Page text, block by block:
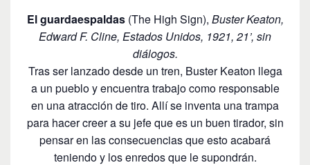
El guardaespaldas(The High Sign), Buster Keaton,
Edward F. Cline, Estados Unidos, 1921, 21’, sin
diálogos.
Tras ser lanzado desde un tren, Buster Keaton llega
a un pueblo y encuentra trabajo como responsable
en una atracción de tiro. Allí se inventa una trampa
para hacer creer a su jefe que es un buen tirador, sin
pensar en las consecuencias que esto acabará
teniendo y los enredos que le supondrán.